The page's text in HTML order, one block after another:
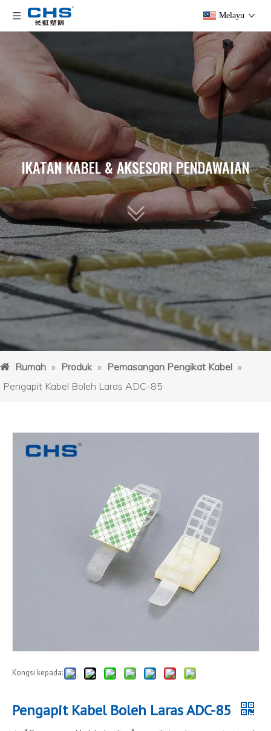
Melayu
IKATAN KABEL & AKSESORI PENDAWAIAN
Rumah » Produk » Pemasangan Pengikat Kabel »
Pengapit Kabel Boleh Laras ADC-85
Kongsi kepada:
Pengapit Kabel Boleh Laras ADC-85